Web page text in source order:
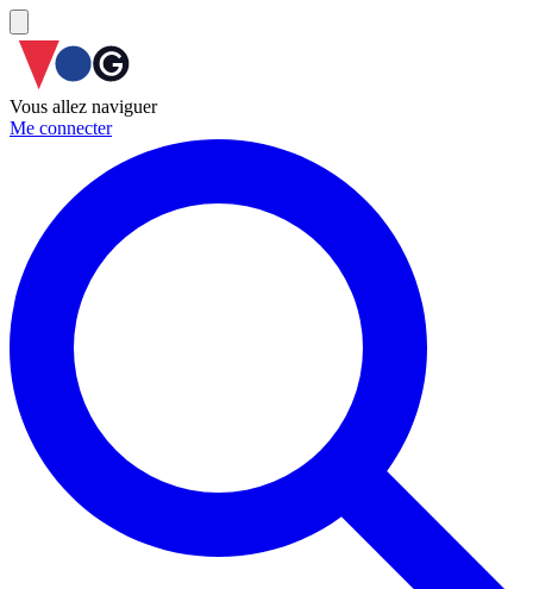
Vous allez naviguer
Me connecter